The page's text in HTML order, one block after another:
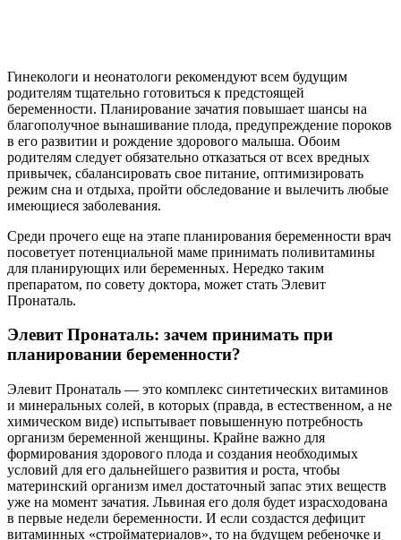
Гинекологи и неонатологи рекомендуют всем будущим
родителям тщательно готовиться к предстоящей
беременности. Планирование зачатия повышает шансы на
благополучное вынашивание плода, предупреждение пороков
в его развитии и рождение здорового малыша. Обоим
родителям следует обязательно отказаться от всех вредных
привычек, сбалансировать свое питание, оптимизировать
режим сна и отдыха, пройти обследование и вылечить любые
имеющиеся заболевания.
Среди прочего еще на этапе планирования беременности врач
посоветует потенциальной маме принимать поливитамины
для планирующих или беременных. Нередко таким
препаратом, по совету доктора, может стать Элевит
Пронаталь.
Элевит Пронаталь: зачем принимать при
планировании беременности?
Элевит Пронаталь — это комплекс синтетических витаминов
и минеральных солей, в которых (правда, в естественном, а не
химическом виде) испытывает повышенную потребность
организм беременной женщины. Крайне важно для
формирования здорового плода и создания необходимых
условий для его дальнейшего развития и роста, чтобы
материнский организм имел достаточный запас этих веществ
уже на момент зачатия. Львиная его доля будет израсходована
в первые недели беременности. И если создастся дефицит
витаминных «стройматериалов», то на будущем ребеночке и